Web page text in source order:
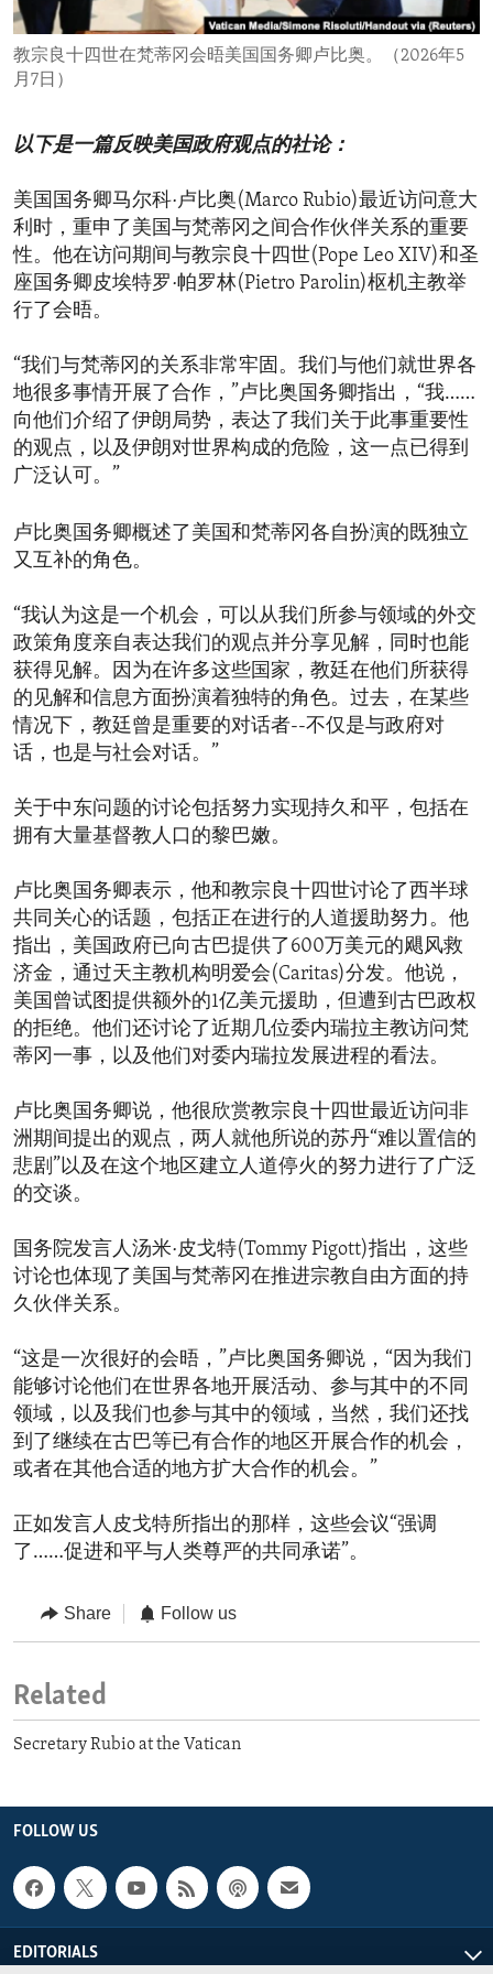
ENVIRONMENT AND HEALTH
IDEALS AND INSTITUTIONS
教宗良十四世在梵蒂冈会晤美国国务卿卢比奥。（2026年5
月7日）
以下是一篇反映美国政府观点的社论：
美国国务卿马尔科·卢比奥(Marco Rubio)最近访问意大
利时，重申了美国与梵蒂冈之间合作伙伴关系的重要
性。他在访问期间与教宗良十四世(Pope Leo XIV)和圣
座国务卿皮埃特罗·帕罗林(Pietro Parolin)枢机主教举
行了会晤。
“我们与梵蒂冈的关系非常牢固。我们与他们就世界各
地很多事情开展了合作，”卢比奥国务卿指出，“我……
向他们介绍了伊朗局势，表达了我们关于此事重要性
的观点，以及伊朗对世界构成的危险，这一点已得到
广泛认可。”
卢比奥国务卿概述了美国和梵蒂冈各自扮演的既独立
又互补的角色。
“我认为这是一个机会，可以从我们所参与领域的外交
政策角度亲自表达我们的观点并分享见解，同时也能
获得见解。因为在许多这些国家，教廷在他们所获得
的见解和信息方面扮演着独特的角色。过去，在某些
情况下，教廷曾是重要的对话者--不仅是与政府对
话，也是与社会对话。”
关于中东问题的讨论包括努力实现持久和平，包括在
拥有大量基督教人口的黎巴嫩。
卢比奥国务卿表示，他和教宗良十四世讨论了西半球
共同关心的话题，包括正在进行的人道援助努力。他
指出，美国政府已向古巴提供了600万美元的飓风救
济金，通过天主教机构明爱会(Caritas)分发。他说，
美国曾试图提供额外的1亿美元援助，但遭到古巴政权
的拒绝。他们还讨论了近期几位委内瑞拉主教访问梵
蒂冈一事，以及他们对委内瑞拉发展进程的看法。
卢比奥国务卿说，他很欣赏教宗良十四世最近访问非
洲期间提出的观点，两人就他所说的苏丹“难以置信的
悲剧”以及在这个地区建立人道停火的努力进行了广泛
的交谈。
国务院发言人汤米·皮戈特(Tommy Pigott)指出，这些
讨论也体现了美国与梵蒂冈在推进宗教自由方面的持
久伙伴关系。
“这是一次很好的会晤，”卢比奥国务卿说，“因为我们
能够讨论他们在世界各地开展活动、参与其中的不同
领域，以及我们也参与其中的领域，当然，我们还找
到了继续在古巴等已有合作的地区开展合作的机会，
或者在其他合适的地方扩大合作的机会。”
正如发言人皮戈特所指出的那样，这些会议“强调
了……促进和平与人类尊严的共同承诺”。
Share Follow us
Related
Secretary Rubio at the Vatican
FOLLOW US
EDITORIALS